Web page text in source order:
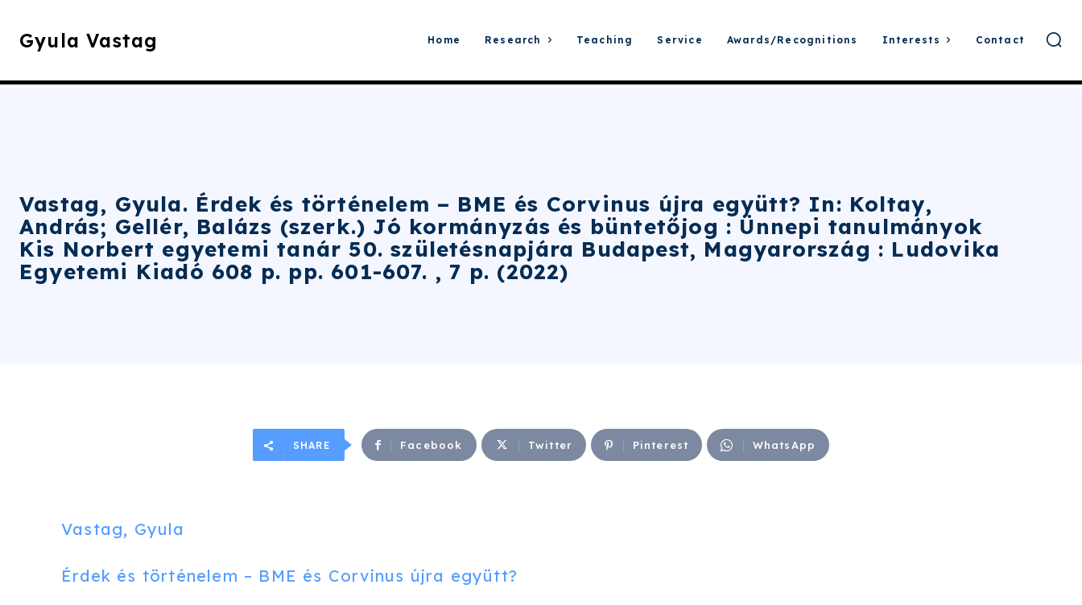
Gyula Vastag Home Research Teaching Service Awards/Recognitions Interests Contact
Vastag, Gyula. Érdek és történelem – BME és Corvinus újra együtt? In: Koltay,
András; Gellér, Balázs (szerk.) Jó kormányzás és büntetőjog : Ünnepi tanulmányok
Kis Norbert egyetemi tanár 50. születésnapjára Budapest, Magyarország : Ludovika
Egyetemi Kiadó 608 p. pp. 601-607. , 7 p. (2022)
SHARE Facebook Twitter Pinterest WhatsApp
Vastag, Gyula
Érdek és történelem – BME és Corvinus újra együtt?